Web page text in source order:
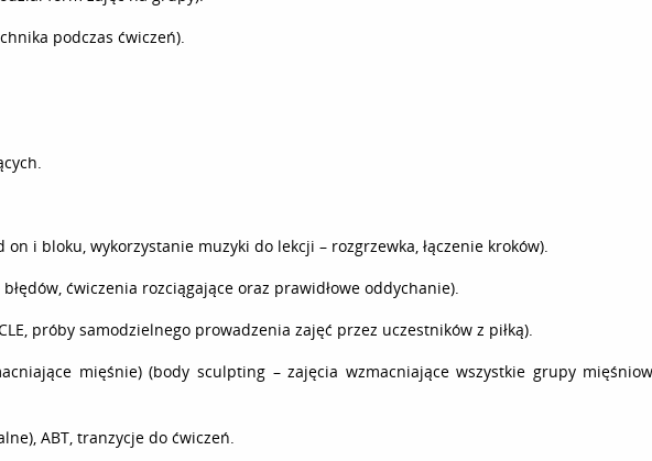
podczas ćwiczeń).
i bloku, wykorzystanie muzyki do lekcji – rozgrzewka, łączenie kroków).
ćwiczenia rozciągające oraz prawidłowe oddychanie).
próby samodzielnego prowadzenia zajęć przez uczestników z piłką).
mięśnie) (body sculpting – zajęcia wzmacniające wszystkie grupy
ABT, tranzycje do ćwiczeń.